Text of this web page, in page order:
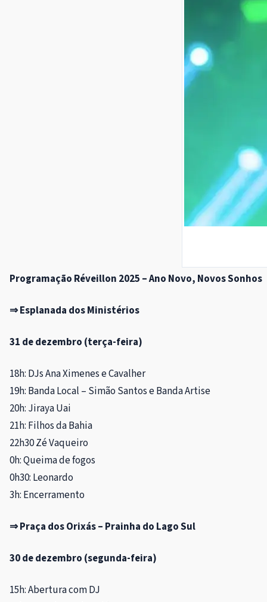
Programação Réveillon 2025 – Ano Novo, Novos Sonhos
⇒ Esplanada dos Ministérios
31 de dezembro (terça-feira)
18h: DJs Ana Ximenes e Cavalher
19h: Banda Local – Simão Santos e Banda Artise
20h: Jiraya Uai
21h: Filhos da Bahia
22h30 Zé Vaqueiro
0h: Queima de fogos
0h30: Leonardo
3h: Encerramento
⇒ Praça dos Orixás – Prainha do Lago Sul
30 de dezembro (segunda-feira)
15h: Abertura com DJ